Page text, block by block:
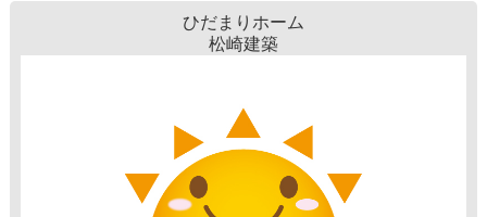
ひだまりホーム
松崎建築